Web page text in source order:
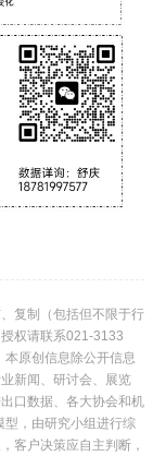
复制（包括但不限于行
权请联系021-3133
原创信息除公开信息
新闻、研讨会、展览
口数据、各大协会和机
型，由研究小组进行综
客户决策应自主判断，